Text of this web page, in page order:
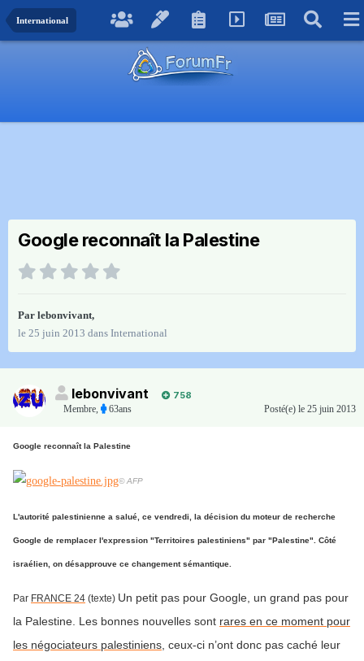
International
Google reconnaît la Palestine
Par lebonvivant,
le 25 juin 2013 dans International
lebonvivant
758
Membre, 63ans Posté(e) le 25 juin 2013
Google reconnaît la Palestine
© AFP
L'autorité palestinienne a salué, ce vendredi, la décision du moteur de recherche
Google de remplacer l'expression "Territoires palestiniens" par "Palestine". Côté
israélien, on désapprouve ce changement sémantique.
Par FRANCE 24 (texte) Un petit pas pour Google, un grand pas pour
la Palestine. Les bonnes nouvelles sont rares en ce moment pour
les négociateurs palestiniens , ceux-ci n’ont donc pas caché leur